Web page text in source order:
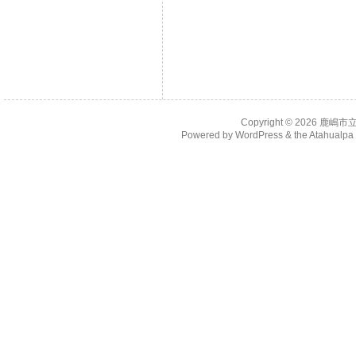
Copyright © 2026 鹿嶋市
Powered by WordPress& the Atahualpa